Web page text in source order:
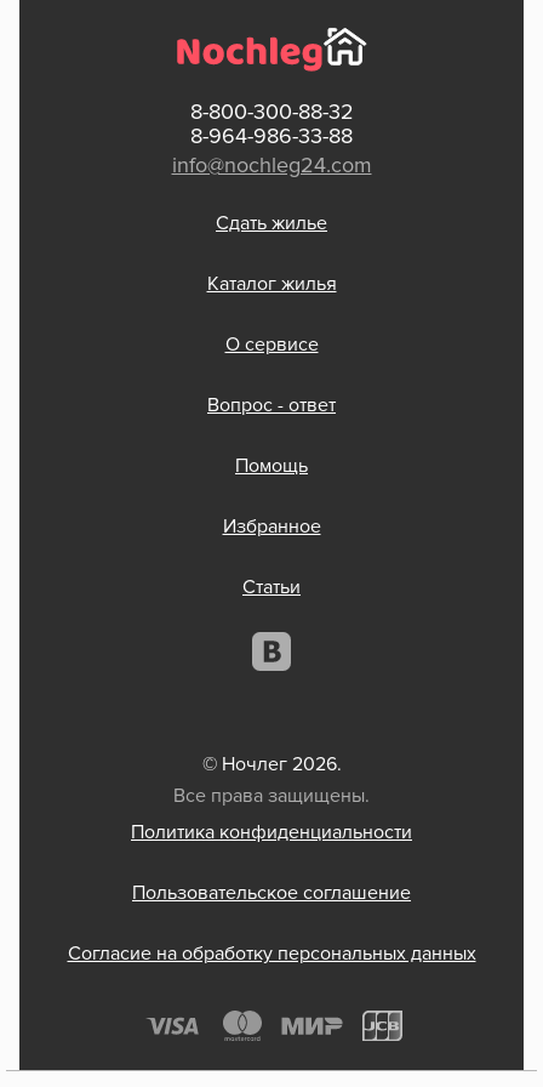
8-800-300-88-32
8-964-986-33-88
info@nochleg24.com
Сдать жилье
Каталог жилья
О сервисе
Вопрос - ответ
Помощь
Избранное
Статьи
© Ночлег 2026.
Все права защищены.
Политика конфиденциальности
Пользовательское соглашение
Согласие на обработку персональных данных